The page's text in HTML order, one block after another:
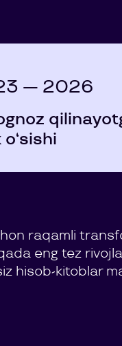
— 2026
raqamli
eng tez
hisob-kitoblar